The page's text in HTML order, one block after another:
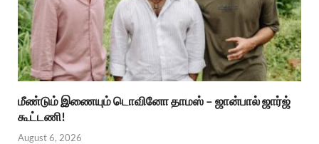
மீண்டும் இணையும் டொவினோ தாமஸ் – ஜான்பால் ஜார்ஜ்
கூட்டணி!
August 6, 2026